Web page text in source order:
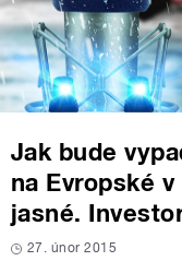
Jak bude
na Evropské
jasné.
27. únor 2015